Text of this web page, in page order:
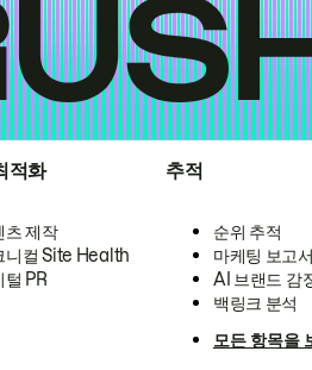
적화
츠 제작
니컬 Site Health
털 PR
추적
순위 추적
마케팅 보고
AI 브랜드 감
백링크 분석
모든 항목을